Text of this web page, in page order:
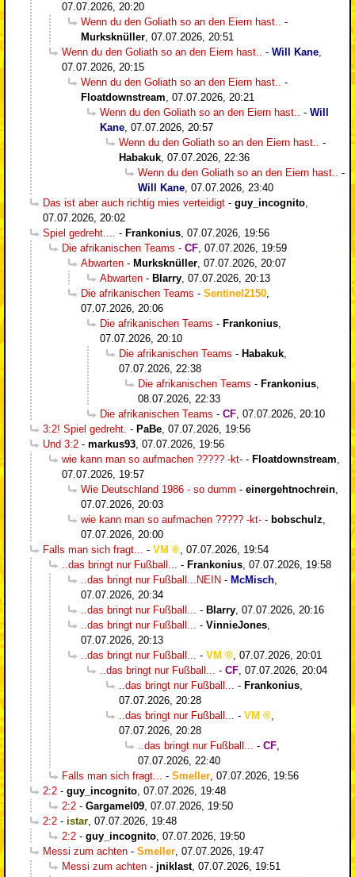
07.07.2026, 20:20
Wenn du den Goliath so an den Eiern hast..
-
Murksknüller 07.07.2026, 20:51
Wenn du den Goliath so an den Eiern hast..
- Will Kane
07.07.2026, 20:15
Wenn du den Goliath so an den Eiern hast..
-
Floatdownstream 07.07.2026, 20:21
Wenn du den Goliath so an den Eiern hast..
- Will
Kane 07.07.2026, 20:57
Wenn du den Goliath so an den Eiern hast..
-
Habakuk 07.07.2026, 22:36
Wenn du den Goliath so an den Eiern hast..
-
Will Kane 07.07.2026, 23:40
Das ist aber auch richtig mies verteidigt - guy_incognito
07.07.2026, 20:02
Spiel gedreht....
- Frankonius 07.07.2026, 19:56
Die afrikanischen Teams - CF 07.07.2026, 19:59
Abwarten - Murksknüller 07.07.2026, 20:07
Abwarten - Blarry 07.07.2026, 20:13
Die afrikanischen Teams - Sentinel2150
07.07.2026, 20:06
Die afrikanischen Teams - Frankonius
07.07.2026, 20:10
Die afrikanischen Teams - Habakuk
07.07.2026, 22:38
Die afrikanischen Teams - Frankonius
08.07.2026, 22:33
Die afrikanischen Teams - CF 07.07.2026, 20:10
3:2! Spiel gedreht. - PaBe 07.07.2026, 19:56
Und 3:2 - markus93 07.07.2026, 19:56
wie kann man so aufmachen ????? -kt- - Floatdownstream
07.07.2026, 19:57
Wie Deutschland 1986 - so dumm - einergehtnochrein
07.07.2026, 20:03
wie kann man so aufmachen ????? -kt- - bobschulz
07.07.2026, 20:00
Falls man sich fragt...
- VM
07.07.2026, 19:54
..das bringt nur Fußball...
- Frankonius 07.07.2026, 19:58
..das bringt nur Fußball...NEIN - McMisch
07.07.2026, 20:34
..das bringt nur Fußball...
- Blarry 07.07.2026, 20:16
..das bringt nur Fußball...
- VinnieJones
07.07.2026, 20:13
..das bringt nur Fußball...
- VM
07.07.2026, 20:01
..das bringt nur Fußball...
- CF 07.07.2026, 20:04
..das bringt nur Fußball...
- Frankonius
07.07.2026, 20:28
..das bringt nur Fußball...
- VM
07.07.2026, 20:28
..das bringt nur Fußball...
- CF
07.07.2026, 22:40
Falls man sich fragt...
- Smeller 07.07.2026, 19:56
2:2 - guy_incognito 07.07.2026, 19:48
2:2 - Gargamel09 07.07.2026, 19:50
2:2 - istar 07.07.2026, 19:48
2:2 - guy_incognito 07.07.2026, 19:50
Messi zum achten - Smeller 07.07.2026, 19:47
Messi zum achten - jniklast, 07.07.2026, 19:51